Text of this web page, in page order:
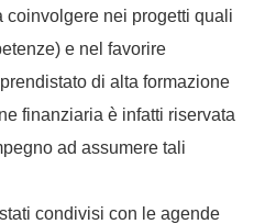
nei progetti quali
e nel favorire
di alta formazione
finanziaria è infatti riservata
ad assumere tali
condivisi con le agende